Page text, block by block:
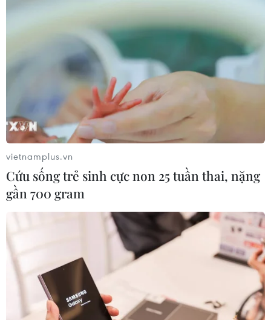
Mưa lớn gây ngập cục bộ, chia cắt
một số khu vực miền núi Quảng Trị
09/08/2026 04:35
Giáo dục trước thềm năm học mới:
Tái cấu trúc mạng lưới, đổi mới tư
duy quản trị
09/08/2026 04:23
Hôm nay, các trường đại học bắt đầu
công bố điểm chuẩn năm 2026
09/08/2026 04:21
Hành trình gần 6 thập kỷ đưa liệt sỹ
vietnamplus.vn
Cứu sống trẻ sinh cực non 25 tuần thai, nặng
gần 700 gram